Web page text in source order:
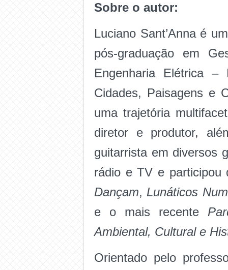
Sobre o autor:
Luciano Sant’Anna é
pós-graduação em
Engenharia Elétrica –
Cidades, Paisagens e
uma trajetória
diretor e produtor,
guitarrista em diversos
rádio e TV e
Dançam, Lunáticos
e o mais recente
Ambiental, Cultural e
Orientado pelo